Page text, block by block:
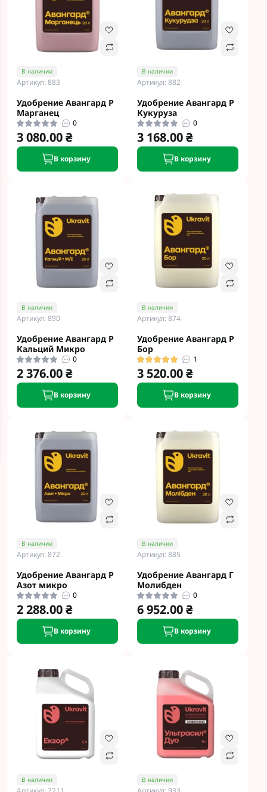
В наличии
Артикул: 883
Удобрение Авангард Р
Марганец
0
3 080.00 ₴
В корзину
В наличии
Артикул: 882
Удобрение Авангард Р
Кукуруза
0
3 168.00 ₴
В корзину
В наличии
Артикул: 890
Удобрение Авангард Р
Кальций Микро
0
2 376.00 ₴
В корзину
В наличии
Артикул: 874
Удобрение Авангард Р
Бор
1
3 520.00 ₴
В корзину
В наличии
Артикул: 872
Удобрение Авангард Р
Азот микро
0
2 288.00 ₴
В корзину
В наличии
Артикул: 885
Удобрение Авангард Г
Молибден
0
6 952.00 ₴
В корзину
В наличии В наличии